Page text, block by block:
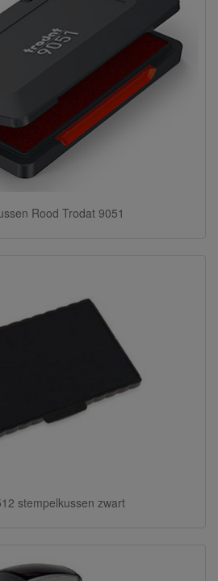
Rood Trodat 9051
stempelkussen zwart